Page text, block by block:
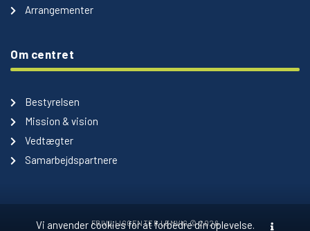
Vi anvender cookies for at forbedre din oplevelse.
Arrangementer
Om centret
Bestyrelsen
Mission & vision
Vedtægter
Samarbejdspartnere
FRIVILLIGCENTER LEMVIG © 2026